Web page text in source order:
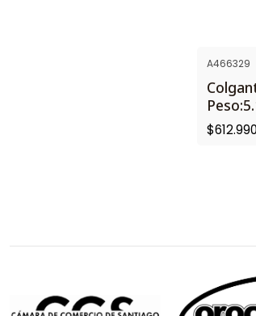
A466329
$612.990